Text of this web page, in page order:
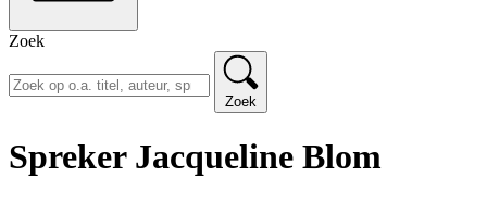
Zoek
Zoek
Spreker Jacqueline Blom